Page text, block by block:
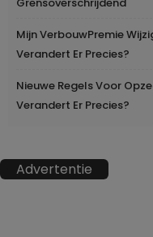
Mijn VerbouwPremie
Verandert Er Precies?
Nieuwe Regels Voor
Verandert Er Precies?
Advertentie